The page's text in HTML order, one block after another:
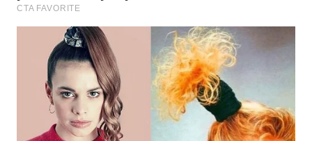
LABUANBAJO
BORNEO